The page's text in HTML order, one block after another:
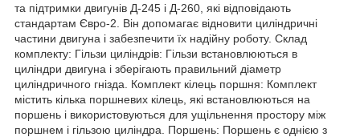
та підтримки двигунів Д-245 і Д-260, які відповідають
стандартам Євро-2. Він допомагає відновити циліндричні
частини двигуна і забезпечити їх надійну роботу. Склад
комплекту: Гільзи циліндрів: Гільзи встановлюються в
циліндри двигуна і зберігають правильний діаметр
циліндричного гнізда. Комплект кілець поршня: Комплект
містить кілька поршневих кілець, які встановлюються на
поршень і використовуються для ущільнення простору між
поршнем і гільзою циліндра. Поршень: Поршень є однією з